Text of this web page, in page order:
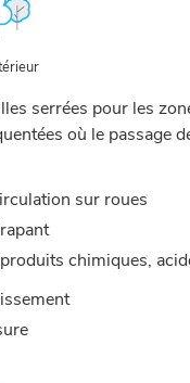
serrées pour les
où le passage
sur roues
chimiques,